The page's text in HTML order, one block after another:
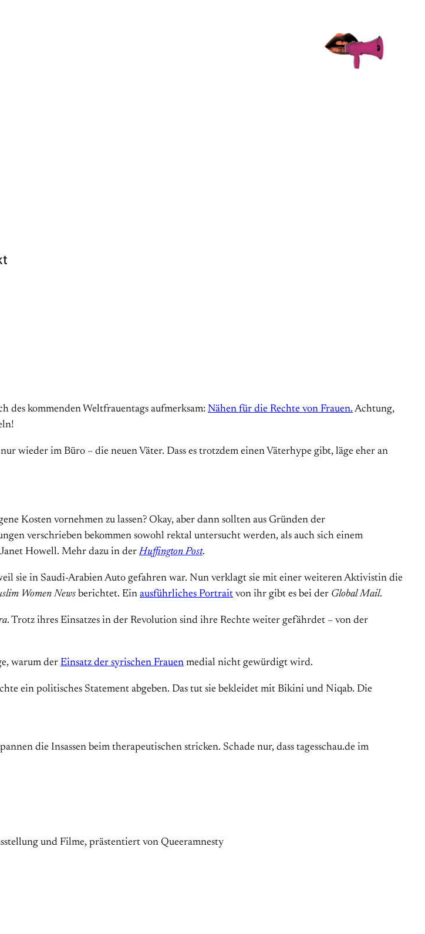
kommenden Weltfrauentags aufmerksam: Nähen für die Rechte von Frauen. Achtung,
im Büro – die neuen Väter. Dass es trotzdem einen Väterhype gibt, läge eher an
Kosten vornehmen zu lassen? Okay, aber dann sollten aus Gründen der
verschrieben bekommen sowohl rektal untersucht werden, als auch sich einem
Howell. Mehr dazu in derHuffington Post.
sie in Saudi-Arabien Auto gefahren war. Nun verklagt sie mit einer weiteren Aktivistin die
Women News berichtet. Ein ausführliches Portrait von ihr gibt es bei der Global Mail.
. Trotz ihres Einsatzes in der Revolution sind ihre Rechte weiter gefährdet – von der
warum der Einsatz der syrischen Frauen medial nicht gewürdigt wird.
ein politisches Statement abgeben. Das tut sie bekleidet mit Bikini und Niqab. Die
die Insassen beim therapeutischen stricken. Schade nur, dass tagesschau.de im
und Filme, prästentiert von Queeramnesty